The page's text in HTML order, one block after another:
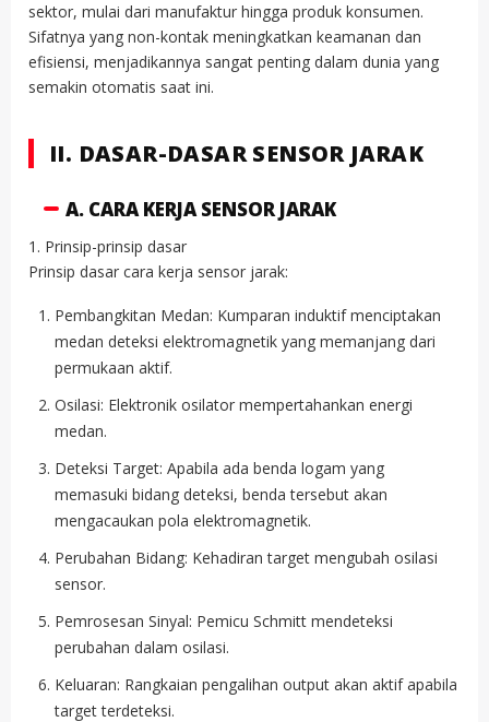
sektor, mulai dari manufaktur hingga produk konsumen.
Sifatnya yang non-kontak meningkatkan keamanan dan
efisiensi, menjadikannya sangat penting dalam dunia yang
semakin otomatis saat ini.
II. DASAR-DASAR SENSOR JARAK
A. CARA KERJA SENSOR JARAK
1. Prinsip-prinsip dasar
Prinsip dasar cara kerja sensor jarak:
Pembangkitan Medan: Kumparan induktif menciptakan
medan deteksi elektromagnetik yang memanjang dari
permukaan aktif.
Osilasi: Elektronik osilator mempertahankan energi
medan.
Deteksi Target: Apabila ada benda logam yang
memasuki bidang deteksi, benda tersebut akan
mengacaukan pola elektromagnetik.
Perubahan Bidang: Kehadiran target mengubah osilasi
sensor.
Pemrosesan Sinyal: Pemicu Schmitt mendeteksi
perubahan dalam osilasi.
Keluaran: Rangkaian pengalihan output akan aktif apabila
target terdeteksi.